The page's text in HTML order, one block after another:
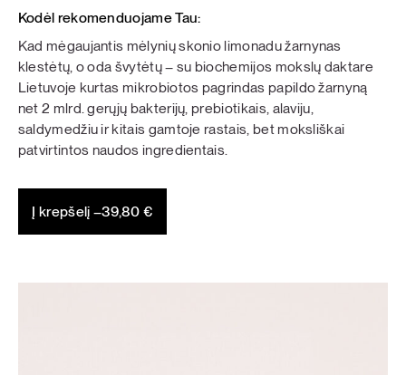
Kodėl rekomenduojame Tau:
Kad mėgaujantis mėlynių skonio limonadu žarnynas
klestėtų, o oda švytėtų – su biochemijos mokslų daktare
Lietuvoje kurtas mikrobiotos pagrindas papildo žarnyną
net 2 mlrd. gerųjų bakterijų, prebiotikais, alaviju,
saldymedžiu ir kitais gamtoje rastais, bet moksliškai
patvirtintos naudos ingredientais.
Į krepšelį –39,80€